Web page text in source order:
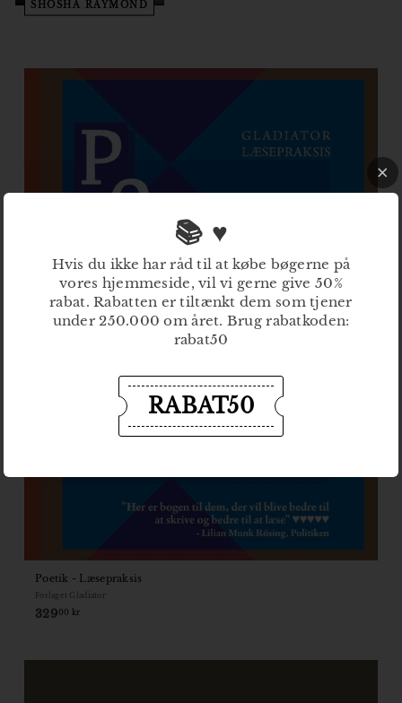
SHOSHA RAYMOND
Poetik - Læsepraksis
Forlaget Gladiator
329 00 kr
📚 ♥
Hvis du ikke har råd til at købe bøgerne på
vores hjemmeside, vil vi gerne give 50%
rabat. Rabatten er tiltænkt dem som tjener
under 250.000 om året. Brug rabatkoden:
rabat50
RABAT50